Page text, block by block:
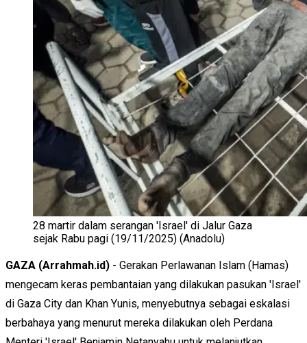
28 martir dalam serangan 'Israel' di Jalur Gaza
sejak Rabu pagi (19/11/2025) (Anadolu)
GAZA (Arrahmah.id) - Gerakan Perlawanan Islam (Hamas)
mengecam keras pembantaian yang dilakukan pasukan 'Israel'
di Gaza City dan Khan Yunis, menyebutnya sebagai eskalasi
berbahaya yang menurut mereka dilakukan oleh Perdana